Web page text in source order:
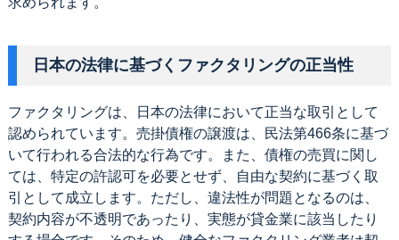
日本の法律に基づくファクタリングの正当性
ファクタリングは、日本の法律において正当な取引として
認められています。売掛債権の譲渡は、民法第466条に基づ
いて行われる合法的な行為です。また、債権の売買に関し
ては、特定の許認可を必要とせず、自由な契約に基づく取
引として成立します。ただし、違法性が問題となるのは、
契約内容が不透明であったり、実態が貸金業に該当したり